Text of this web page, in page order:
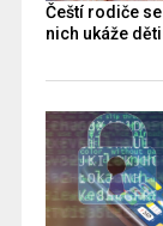
Čeští rodiče
nich ukáže